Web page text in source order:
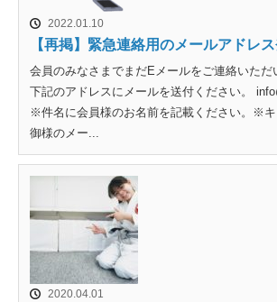
2022.01.10
【再掲】緊急連絡用のメールアドレ
会員のみなさまでまだEメールをご連絡いただ
下記のアドレスにメールを送付ください。
※件名に会員様のお名前を記載ください。※
御様のメー...
2020.04.01